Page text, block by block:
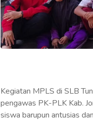
Kegiatan MPLS di SLB
pengawas PK-PLK Kab.
siswa barupun antusias